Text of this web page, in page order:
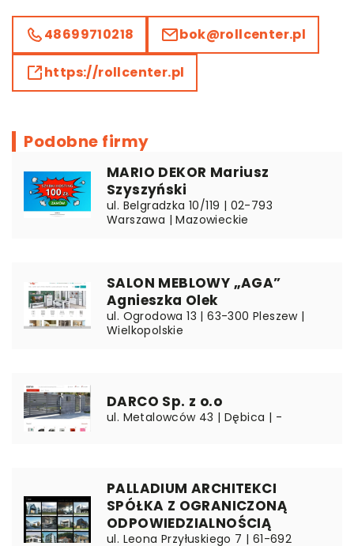
48699710218 bok@rollcenter.pl
https://rollcenter.pl
Podobne firmy
MARIO DEKOR Mariusz
Szyszyński
ul. Belgradzka 10/119 | 02-793
Warszawa | Mazowieckie
SALON MEBLOWY „AGA”
Agnieszka Olek
ul. Ogrodowa 13 | 63-300 Pleszew |
Wielkopolskie
DARCO Sp. z o.o
ul. Metalowców 43 | Dębica | -
PALLADIUM ARCHITEKCI
SPÓŁKA Z OGRANICZONĄ
ODPOWIEDZIALNOŚCIĄ
ul. Leona Przyłuskiego 7 | 61-692